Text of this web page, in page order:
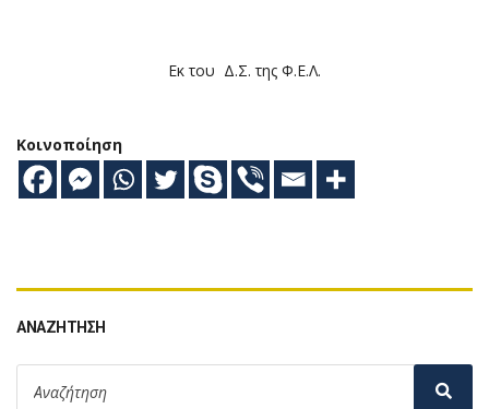
Εκ του Δ.Σ. της Φ.Ε.Λ.
Κοινοποίηση
ΑΝΑΖΉΤΗΣΗ